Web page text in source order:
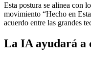
Esta postura se alinea con
movimiento “Hecho en
acuerdo entre las grandes
La IA ayudará a